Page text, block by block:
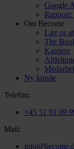
Google
Om Become
Lær os
The
Karriere
Ny kunde
Telefon:
+45 51 91 09
Mail: